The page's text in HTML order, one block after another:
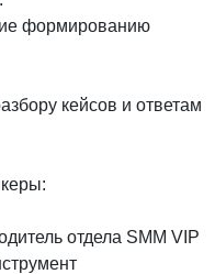
формированию
кейсов и ответам
отдела SMM VIP